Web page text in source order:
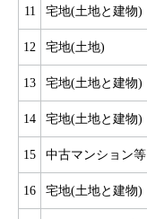
11 宅地(土地と建物)
12 宅地(土地)
13 宅地(土地と建物)
14 宅地(土地と建物)
15 中古マンション等
16 宅地(土地と建物)